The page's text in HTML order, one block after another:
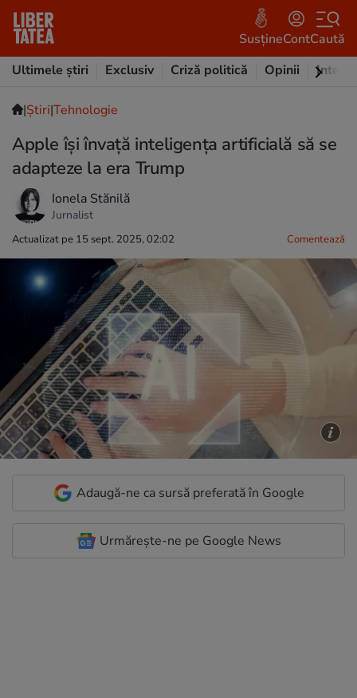
SusțineContCaută
Ultimele știri
Exclusiv Criză politică Opinii
|Ştiri|Tehnologie
Apple își învață inteligența artificială să se
adapteze la era Trump
Ionela Stănilă
Jurnalist
Actualizat pe 15 sept. 2025, 02:02 Comentează
Adaugă-ne ca sursă preferată în Google
Urmărește-ne pe Google News